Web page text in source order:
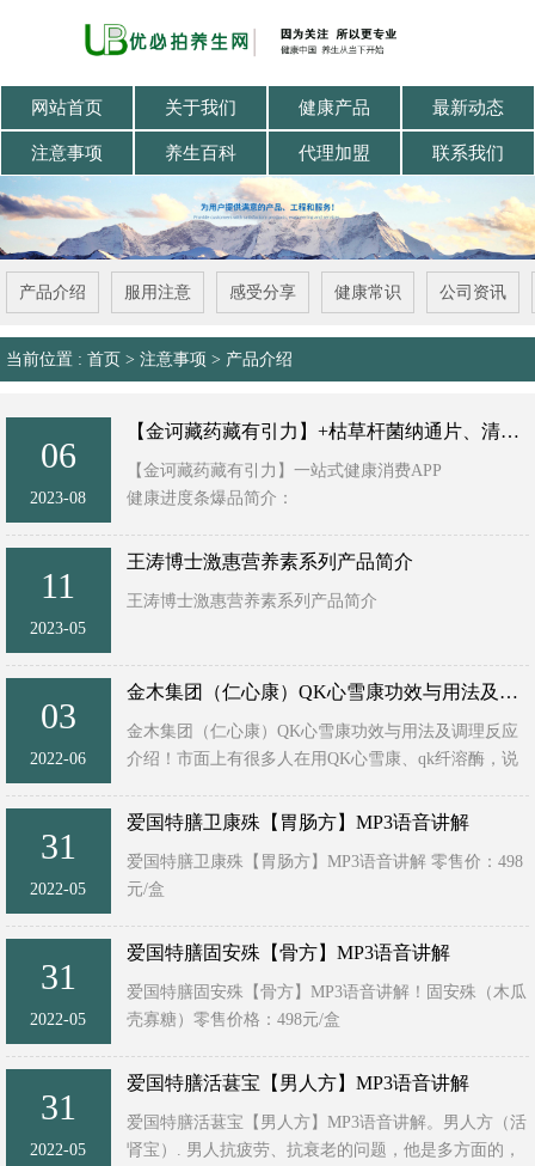
网站首页 关于我们 健康产品 最新动态
注意事项 养生百科 代理加盟 联系我们
产品介绍 服用注意 感受分享 健康常识 公司资讯
当前位置 : 首页 > 注意事项 > 产品介绍
06
2023-08
【金诃藏药藏有引力】+枯草杆菌纳通片、清元胶囊、藏戈精氨酸、藏式液体灸
【金诃藏药藏有引力】一站式健康消费APP
健康进度条爆品简介：
两项发明专利、多靶向溶栓溶纤、抗血栓、 清垃圾 、
11
2023-05
王涛博士激惠营养素系列产品简介
王涛博士激惠营养素系列产品简介
多重睡眠因子根源修复失眠
2、助力骨骼：骨胶原蛋白肽+钙镁片
补软骨护关节营养五合一
3、助力肠道： ...
03
2022-06
金木集团（仁心康）QK心雪康功效与用法及调理反应介绍
金木集团（仁心康）QK心雪康功效与用法及调理反应
介绍！市面上有很多人在用QK心雪康、qk纤溶酶，说
成分什么功效？
31
2022-05
爱国特膳卫康殊【胃肠方】MP3语音讲解
爱国特膳卫康殊【胃肠方】MP3语音讲解 零售价：498
元/盒
适合人群： 胃酸，胃胀，胀气，灼热，胃痛等慢性胃
31
2022-05
爱国特膳固安殊【骨方】MP3语音讲解
爱国特膳固安殊【骨方】MP3语音讲解！固安殊（木瓜
壳寡糖）零售价格：498元/盒
固安殊（骨病方）
31
2022-05
爱国特膳活葚宝【男人方】MP3语音讲解
爱国特膳活葚宝【男人方】MP3语音讲解。男人方（活
肾宝）. 男人抗疲劳、抗衰老的问题，他是多方面的，